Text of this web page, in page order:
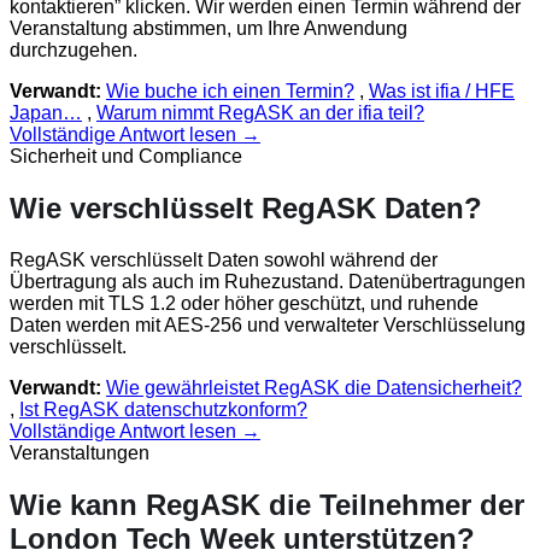
kontaktieren” klicken. Wir werden einen Termin während der
Veranstaltung abstimmen, um Ihre Anwendung
durchzugehen.
Verwandt: Wie buche ich einen Termin? , Was ist ifia / HFE
Japan… , Warum nimmt RegASK an der ifia teil?
Vollständige Antwort lesen →
Sicherheit und Compliance
Wie verschlüsselt RegASK Daten?
RegASK verschlüsselt Daten sowohl während der
Übertragung als auch im Ruhezustand. Datenübertragungen
werden mit TLS 1.2 oder höher geschützt, und ruhende
Daten werden mit AES-256 und verwalteter Verschlüsselung
verschlüsselt.
Verwandt: Wie gewährleistet RegASK die Datensicherheit?
, Ist RegASK datenschutzkonform?
Vollständige Antwort lesen →
Veranstaltungen
Wie kann RegASK die Teilnehmer der
London Tech Week unterstützen?